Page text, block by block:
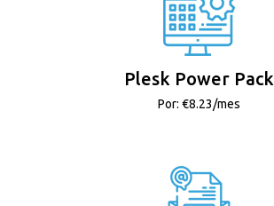
Plesk Power Pack
Por: €8.23/mes